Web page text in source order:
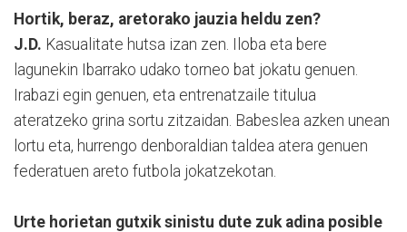
Hortik, beraz, aretorako jauzia heldu zen?
J.D. Kasualitate hutsa izan zen. Iloba eta bere
lagunekin Ibarrako udako torneo bat jokatu genuen.
Irabazi egin genuen, eta entrenatzaile titulua
ateratzeko grina sortu zitzaidan. Babeslea azken unean
lortu eta, hurrengo denboraldian taldea atera genuen
federatuen areto futbola jokatzekotan.
Urte horietan gutxik sinistu dute zuk adina posible